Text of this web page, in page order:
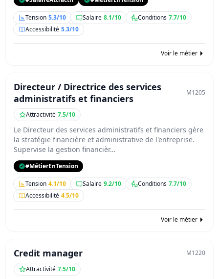
Tension 5.3/10 Salaire 8.1/10 Conditions 7.7/10
Accessibilité 5.3/10
Voir le métier
Directeur / Directrice des services
administratifs et financiers
M1205
Attractivité 7.5/10
Le Directeur des services administratifs et financiers gère
la stratégie financière et administrative de l'entreprise.
Supervise la gestion financièr…
#MétierEnTension
Tension 4.1/10 Salaire 9.2/10 Conditions 7.7/10
Accessibilité 4.5/10
Voir le métier
Credit manager
M1220
Attractivité 7.5/10